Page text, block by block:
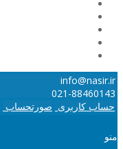
info@nasir.ir
021-88460143
حساب کاربری صورتحساب
منو